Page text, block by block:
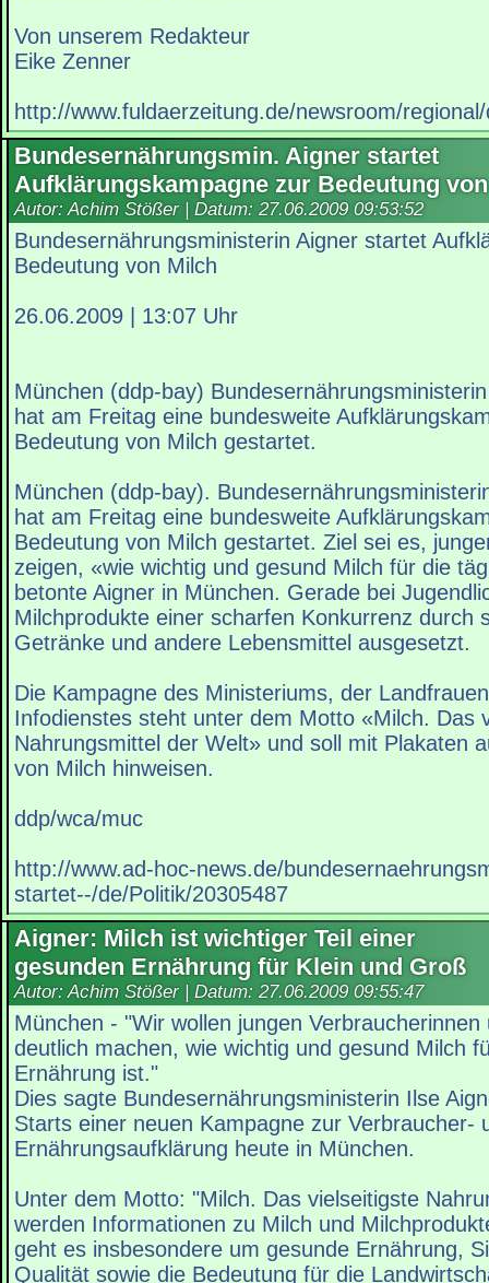
Von unserem Redakteur
Eike Zenner
http://www.fuldaerzeitung.de/newsroom/
Bundesernährungsmin. Aigner startet
Aufklärungskampagne zur Bedeutung
Autor: Achim Stößer | Datum: 27.06.2009 09:53:52
Bundesernährungsministerin Aigner startet
Bedeutung von Milch
26.06.2009 | 13:07 Uhr
München (ddp-bay)
hat am Freitag eine bundesweite
Bedeutung von Milch gestartet.
München (ddp-bay).
hat am Freitag eine bundesweite
Bedeutung von Milch gestartet. Ziel sei es,
zeigen, «wie wichtig und gesund Milch für die
betonte Aigner in München. Gerade bei
Milchprodukte einer scharfen Konkurrenz durch
Getränke und andere Lebensmittel ausgesetzt.
Die Kampagne des Ministeriums, der
Infodienstes steht unter dem Motto «Milch. Das
Nahrungsmittel der Welt» und soll mit Plakaten
von Milch hinweisen.
ddp/wca/muc
http://www.ad-hoc-news.de/
startet--/de/Politik/20305487
Aigner: Milch ist wichtiger Teil einer
gesunden Ernährung für Klein und Groß
Autor: Achim Stößer | Datum: 27.06.2009 09:55:47
München - "Wir wollen jungen
deutlich machen, wie wichtig und gesund Milch
Ernährung ist."
Dies sagte Bundesernährungsministerin Ilse
Starts einer neuen Kampagne zur Verbraucher-
Ernährungsaufklärung heute in München.
Unter dem Motto: "Milch. Das vielseitigste
werden Informationen zu Milch und
geht es insbesondere um gesunde Ernährung,
Qualität sowie die Bedeutung für die